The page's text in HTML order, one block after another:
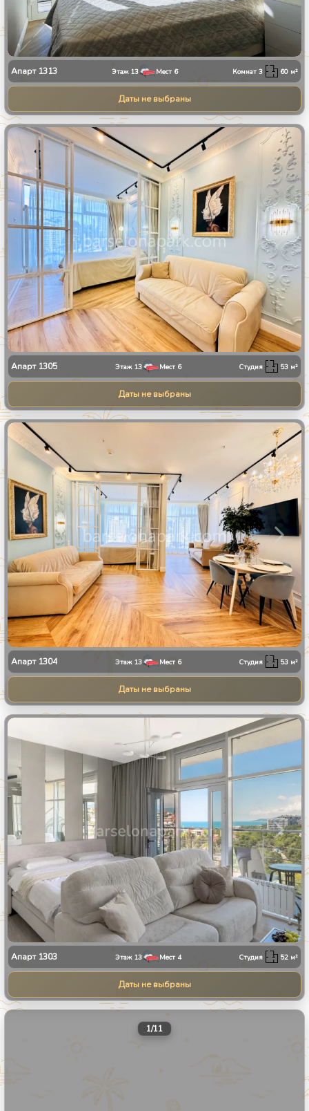
Апарт 1313 Этаж 13 Мест 6 Комнат3 60 м²
Даты не выбраны
Апарт 1305 Этаж 13 Мест 6 Студия 53 м²
Даты не выбраны
Апарт 1304 Этаж 13 Мест 6 Студия 53 м²
Даты не выбраны
/30
Апарт 1303 Этаж 13 Мест 4 Студия 52 м²
Даты не выбраны
1/11